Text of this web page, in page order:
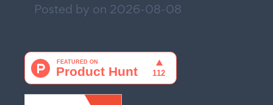
Posted by on 2026-08-08